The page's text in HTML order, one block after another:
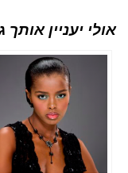
אולי יעניין אותך